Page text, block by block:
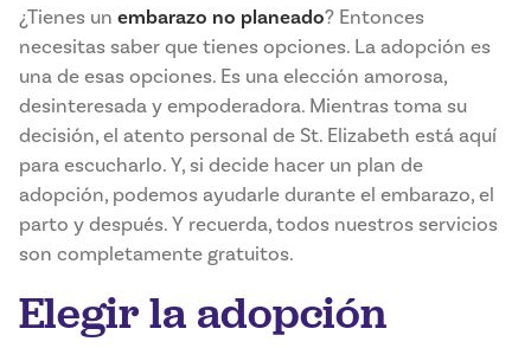
¿Tienes un embarazo no planeado? Entonces
necesitas saber que tienes opciones. La adopción es
una de esas opciones. Es una elección amorosa,
desinteresada y empoderadora. Mientras toma su
decisión, el atento personal de St. Elizabeth está aquí
para escucharlo. Y, si decide hacer un plan de
adopción, podemos ayudarle durante el embarazo, el
parto y después. Y recuerda, todos nuestros servicios
son completamente gratuitos.
Elegir la adopción